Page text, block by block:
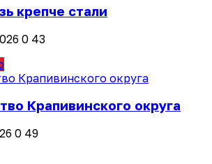
крепче стали
0 43
Крапивинского округа
0 49